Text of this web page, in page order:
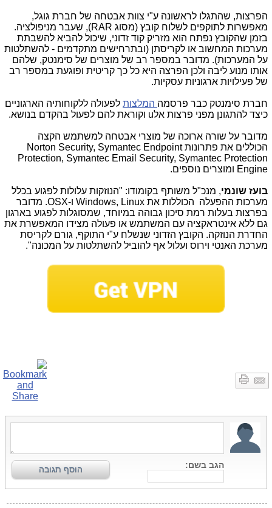
הפרצות, שהתגלו לראשונה ע"י צוות אבטחה של חברת גוגל,
מאפשרות לתוקפים לשלוח קובץ (מסוג RAR), שעבר מניפולציה.
בזמן שהקובץ נפתח הוא מזריק קוד זדוני, שיכול להביא להשבתת
מערכות המחשוב או לקריסתן (ובתרחישים מתקדמים - להשתלטות
על המערכות). מדובר במספר רב של מוצרים של סימנטק, שלהם
אותו מנוע ליבה ולכן הפרצה היא כל כך קריטית ופוגעת במספר רב
של פעילויות ארגוניות עסקיות.
חברת סימנטק כבר פרסמה המלצות לפעולה ללקוחותיה הארגוניים
כיצד להתגונן מפני פרצות אלu וקוראת להם לפעול בהקדם בנושא.
מדובר על שורה ארוכה של מוצרי אבטחה למשתמש הקצה
הכוללים את פתרונותNorton Security, Symantec Endpoint
Protection, Symantec Email Security, Symantec Protection
Engine ומוצרים נוספים.
בועז שונמי, מנכ"ל משותף בקומודו: "הנוזקות עלולות לפגוע בכלל
מערכות ההפעלה הכוללות את Windows, Linux ו-OSX. מדובר
בפרצות בעלות רמת סיכון גבוהה במיוחד, שמסוגלות לפגוע בארגון
גם ללא אינטראקציה עם המשתמש או פעולה מצידו המאפשרת את
החדרת הנוזקה. הקובץ הזדוני שנשלח ע"י התוקף, גורם לקריסת
מערכת האנטי וירוס ועלול אף להוביל להשתלטות על המכונה".